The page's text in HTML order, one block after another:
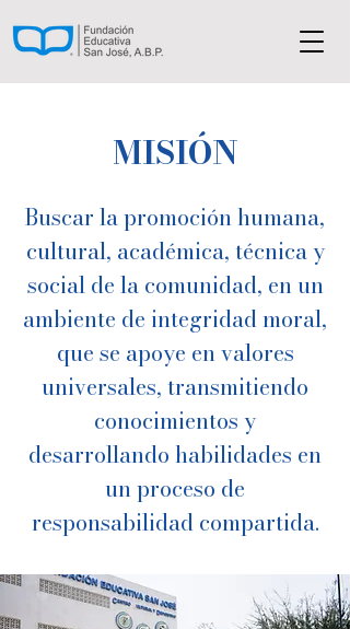
MISIÓN
Buscar la promoción humana,
cultural, académica, técnica y
social de la comunidad, en un
ambiente de integridad moral,
que se apoye en valores
universales, transmitiendo
conocimientos y
desarrollando habilidades en
un proceso de
responsabilidad compartida.